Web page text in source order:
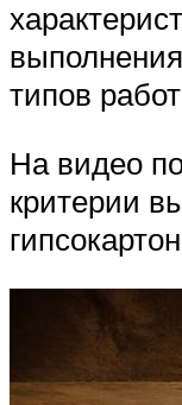
типов
На видео
критерии